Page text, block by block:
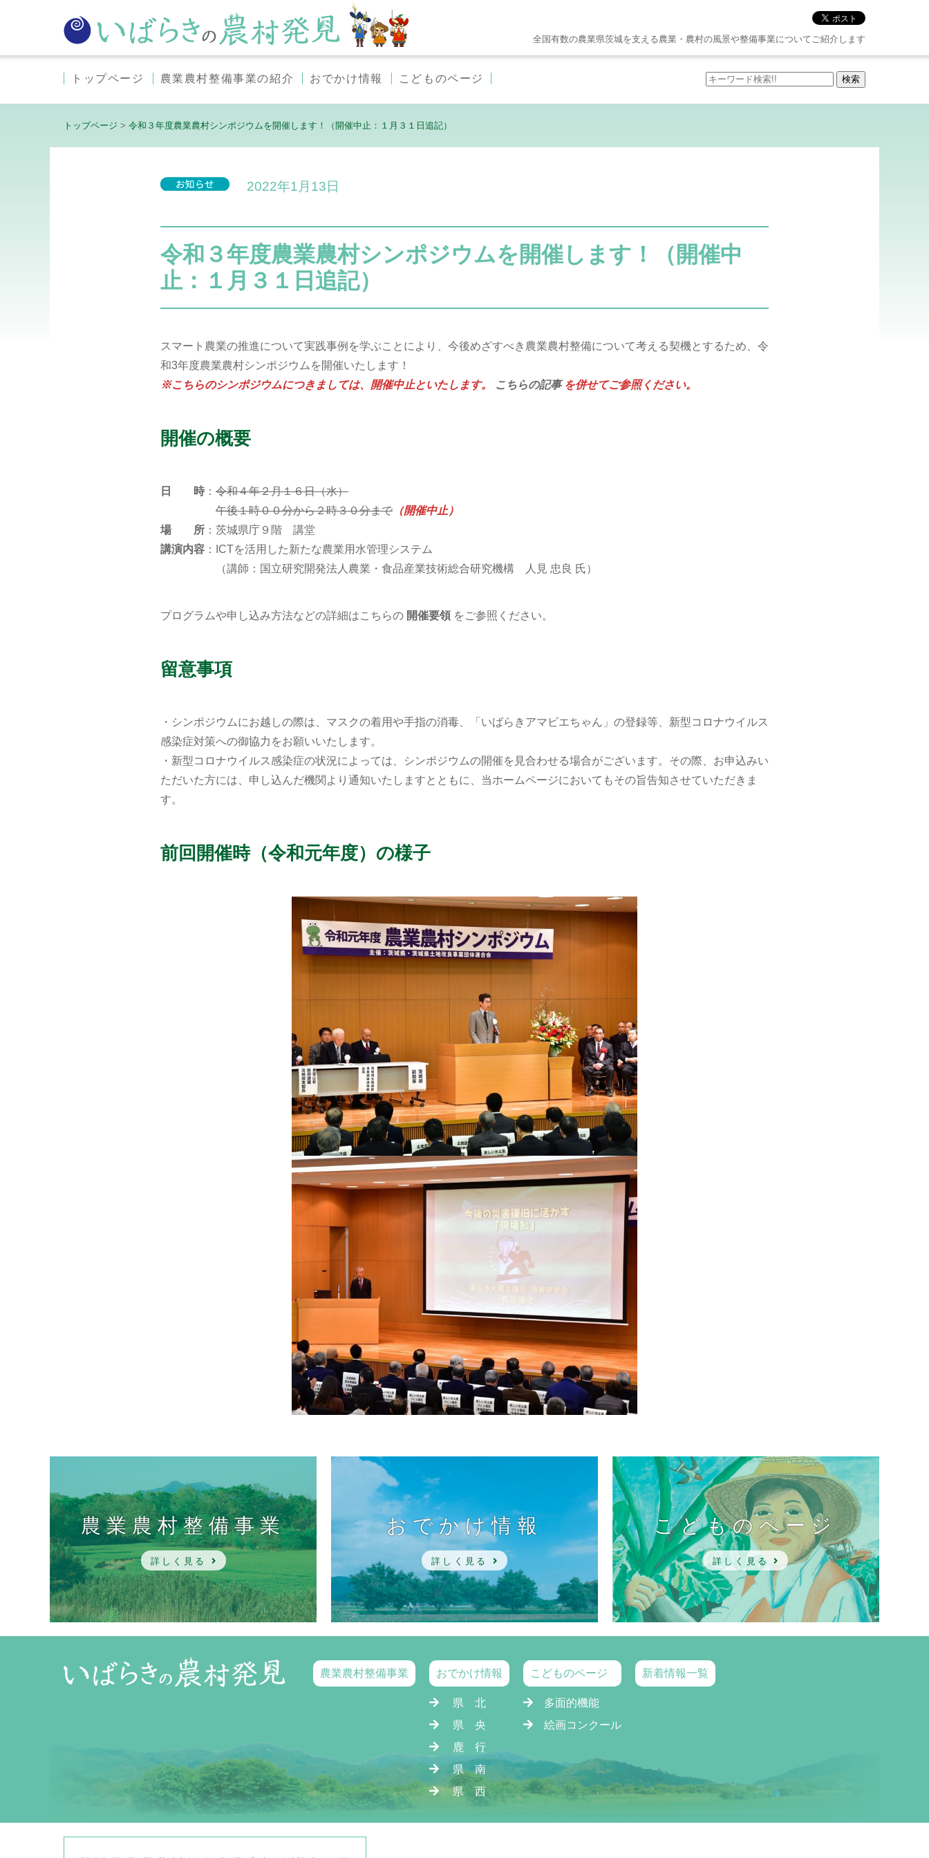
全国有数の農業県茨城を支える農業・農村の風景や整備事業についてご紹介します
トップページ 農業農村整備事業の紹介 おでかけ情報 こどものページ
トップページ > 令和３年度農業農村シンポジウムを開催します！（開催中止：１月３１日追記）
2022年1月13日
令和３年度農業農村シンポジウムを開催します！（開催中
止：１月３１日追記）
スマート農業の推進について実践事例を学ぶことにより、今後めざすべき農業農村整備について考える契機とするため、令
和3年度農業農村シンポジウムを開催いたします！
※こちらのシンポジウムにつきましては、開催中止といたします。
こちらの記事を併せてご参照ください。
開催の概要
日 時： 令和４年２月１６日（水）
午後１時００分から２時３０分まで （開催中止）
場 所 ：茨城県庁９階 講堂
講演内容 ：ICTを活用した新たな農業用水管理システム
（講師：国立研究開発法人農業・食品産業技術総合研究機構 人見 忠良 氏）
プログラムや申し込み方法などの詳細はこちらの 開催要領 をご参照ください。
留意事項
・シンポジウムにお越しの際は、マスクの着用や手指の消毒、「いばらきアマビエちゃん」の登録等、新型コロナウイルス
感染症対策への御協力をお願いいたします。
・新型コロナウイルス感染症の状況によっては、シンポジウムの開催を見合わせる場合がございます。その際、お申込みい
ただいた方には、申し込んだ機関より通知いたしますとともに、当ホームページにおいてもその旨告知させていただきま
す。
前回開催時（令和元年度）の様子
農業農村整備事業
詳しく見る
おでかけ情報
詳しく見る
こどものページ
詳しく見る
農業農村整備事業 おでかけ情報
県 北
県 央
鹿 行
県 南
県 西
こどものページ
多面的機能
絵画コンクール
新着情報一覧